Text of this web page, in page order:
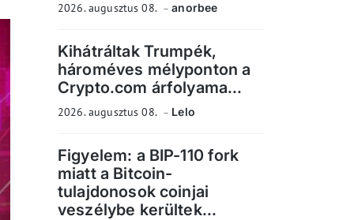
2026. augusztus 08. anorbee
Kihátráltak Trumpék,
hároméves mélyponton a
Crypto.com árfolyama...
2026. augusztus 08. Lelo
Figyelem: a BIP-110 fork
miatt a Bitcoin-
tulajdonosok coinjai
veszélybe kerültek...